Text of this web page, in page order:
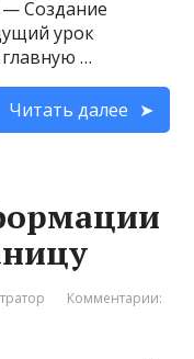
Создание
урок
…
Читать далее
Комментарии: